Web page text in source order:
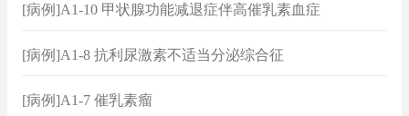
[病例]A1-10 甲状腺功能减退症伴高催乳素血症
[病例]A1-8 抗利尿激素不适当分泌综合征
[病例]A1-7 催乳素瘤